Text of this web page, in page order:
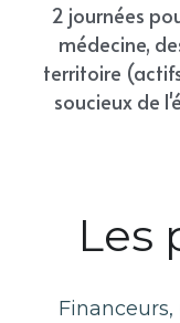
2 journées
médecine,
territoire
soucieux de
Les